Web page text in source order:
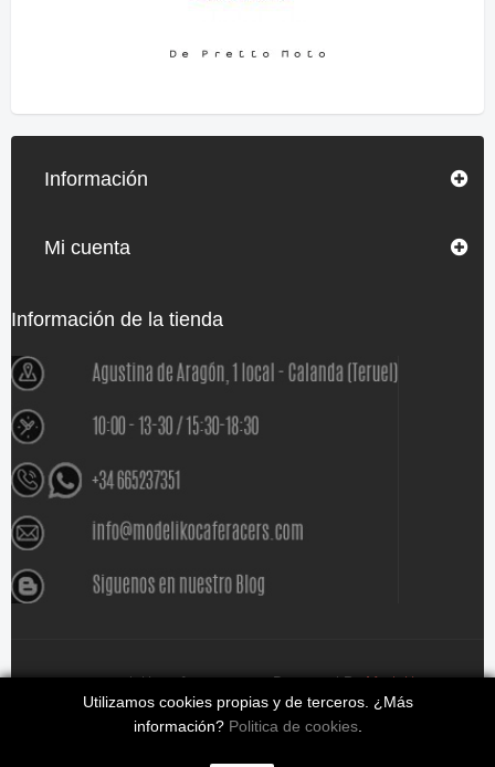
Información
Mi cuenta
Información de la tienda
Utilizamos cookies propias y de terceros. ¿Más
información? Politica de cookies.
www.modelikocaferacers.com Designed By Modeliko